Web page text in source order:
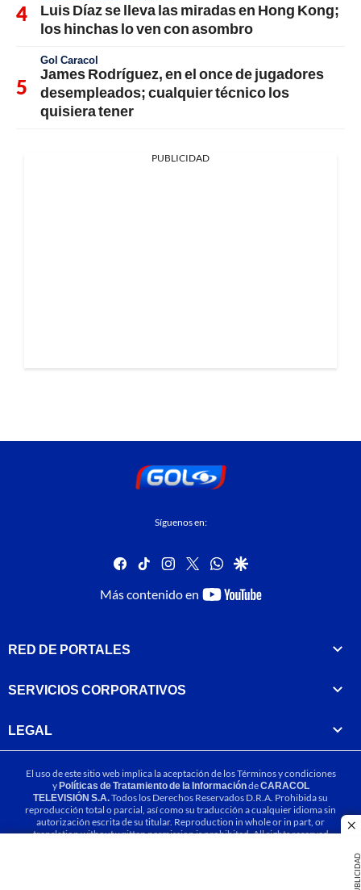
PUBLICIDAD
Luis Díaz se lleva las miradas en Hong Kong;
los hinchas lo ven con asombro
Gol Caracol
James Rodríguez, en el once de jugadores
desempleados; cualquier técnico los
quisiera tener
PUBLICIDAD
Síguenos en:
facebook
tiktok instagram
twitterwhatsapp
google
Más contenido en
youtube-
RED DE PORTALES
SERVICIOS CORPORATIVOS
LEGAL
El uso de este sitio web implica la aceptación de losTérminos y condiciones
yPolíticas de Tratamiento de la InformacióndeCARACOL
TELEVISIÓN S.A.Todos los Derechos Reservados D.R.A. Prohibida su
reproducción total o parcial, así como su traducción a cualquier idioma sin
autorización escrita de su titular. Reproduction in whole or in part, or
translation without written permission is prohibited. All rights reserved